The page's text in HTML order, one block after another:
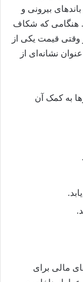
بیرونی و
هنگامی که شکاف
قیمت یکی از
نشانه‌ای از
مالی برای